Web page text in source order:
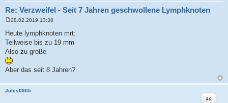
Re: Verzweifel - Seit 7 Jahren geschwollene Lymphknoten
i
t
a
g
28.02.2019 13:38
Heute lymphknoten mrt:
Teilweise bis zu 19 mm
Also zu große
Aber das seit 8 Jahren?
Jules0905
Zitat